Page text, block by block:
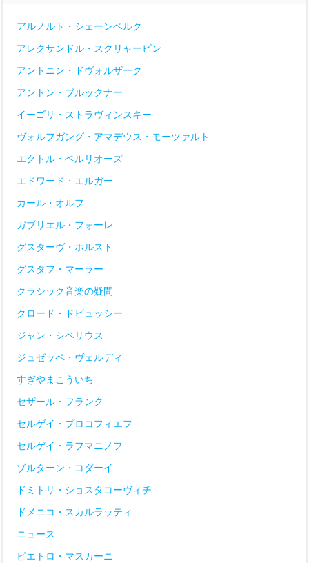
アルノルト・シェーンベルク
アレクサンドル・スクリャービン
アントニン・ドヴォルザーク
アントン・ブルックナー
イーゴリ・ストラヴィンスキー
ヴォルフガング・アマデウス・モーツァルト
エクトル・ベルリオーズ
エドワード・エルガー
カール・オルフ
ガブリエル・フォーレ
グスターヴ・ホルスト
グスタフ・マーラー
クラシック音楽の疑問
クロード・ドビュッシー
ジャン・シベリウス
ジュゼッペ・ヴェルディ
すぎやまこういち
セザール・フランク
セルゲイ・プロコフィエフ
セルゲイ・ラフマニノフ
ゾルターン・コダーイ
ドミトリ・ショスタコーヴィチ
ドメニコ・スカルラッティ
ニュース
ピエトロ・マスカーニ